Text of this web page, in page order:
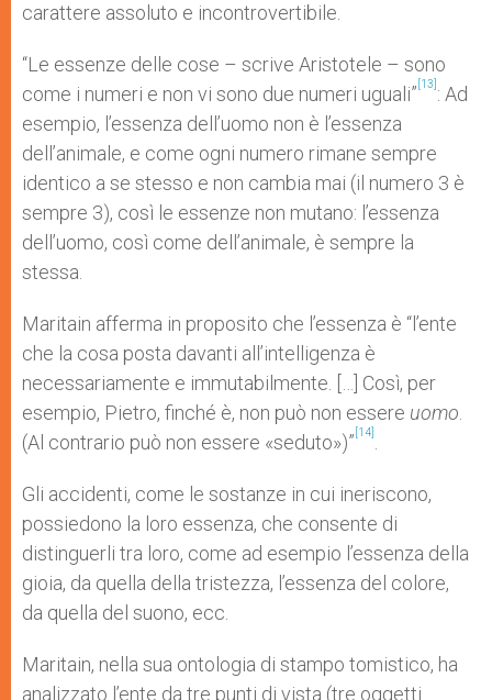
carattere assoluto e incontrovertibile.
“Le essenze delle cose – scrive Aristotele – sono
come i numeri e non vi sono due numeri uguali” [13] : Ad
esempio, l’essenza dell’uomo non è l’essenza
dell’animale, e come ogni numero rimane sempre
identico a se stesso e non cambia mai (il numero 3 è
sempre 3), così le essenze non mutano: l’essenza
dell’uomo, così come dell’animale, è sempre la
stessa.
Maritain afferma in proposito che l’essenza è “l’ente
che la cosa posta davanti all’intelligenza è
necessariamente e immutabilmente. […] Così, per
esempio, Pietro, finché è, non può non essere uomo.
(Al contrario può non essere «seduto»)” [14] .
Gli accidenti, come le sostanze in cui ineriscono,
possiedono la loro essenza, che consente di
distinguerli tra loro, come ad esempio l’essenza della
gioia, da quella della tristezza, l’essenza del colore,
da quella del suono, ecc.
Maritain, nella sua ontologia di stampo tomistico, ha
analizzato l’ente da tre punti di vista (tre oggetti